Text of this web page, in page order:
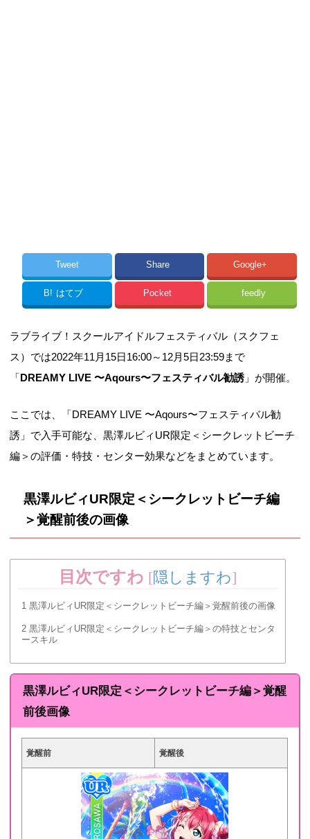
Tweet Share Google+
B! はてブ Pocket feedly
ラブライブ！スクールアイドルフェスティバル（スクフェ
ス）では2022年11月15日16:00～12月5日23:59まで
「DREAMY LIVE 〜Aqours〜フェスティバル勧誘」が開催。
ここでは、「DREAMY LIVE 〜Aqours〜フェスティバル勧
誘」で入手可能な、黒澤ルビィUR限定＜シークレットビーチ
編＞の評価・特技・センター効果などをまとめています。
黒澤ルビィUR限定＜シークレットビーチ編
＞覚醒前後の画像
目次ですわ [隠しますわ]
1 黒澤ルビィUR限定＜シークレットビーチ編＞覚醒前後の画像
2 黒澤ルビィUR限定＜シークレットビーチ編＞の特技とセンタ
ースキル
黒澤ルビィUR限定＜シークレットビーチ編＞覚醒
前後画像
覚醒前 覚醒後